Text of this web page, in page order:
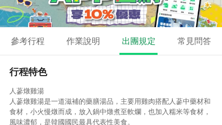
參考行程 作業說明 出團規定 常見問答
行程特色
人蔘燉雞湯
人蔘燉雞湯是一道滋補的藥膳湯品，主要用雞肉搭配人蔘中藥材和
食材，小火慢燉而成，放入鍋中燉煮至軟爛，也加入糯米等食材，
風味濃郁，是韓國國民最具代表性美食。